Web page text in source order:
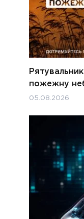
пожежну
05.08.2026